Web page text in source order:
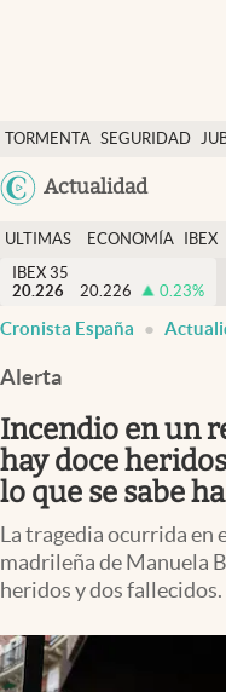
TORMENTA SEGURIDAD
Actualidad
Economía y finanzas
Política
Actualidad
Criptomonedas
España
ULTIMAS
NOTICIAS
ECONOMÍA
FINANZAS
IBEX
EURO
IBEX 35
20.226
20.226 0.23%
Cronista España
Alerta
Incendio en un
hay doce
lo que se sabe
La tragedia ocurrida en
madrileña de Manuela
heridos y dos fallecidos.